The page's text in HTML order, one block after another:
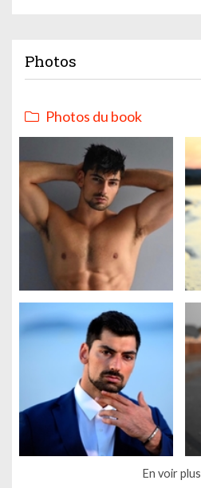
Photos
Photos du book
En voir plus